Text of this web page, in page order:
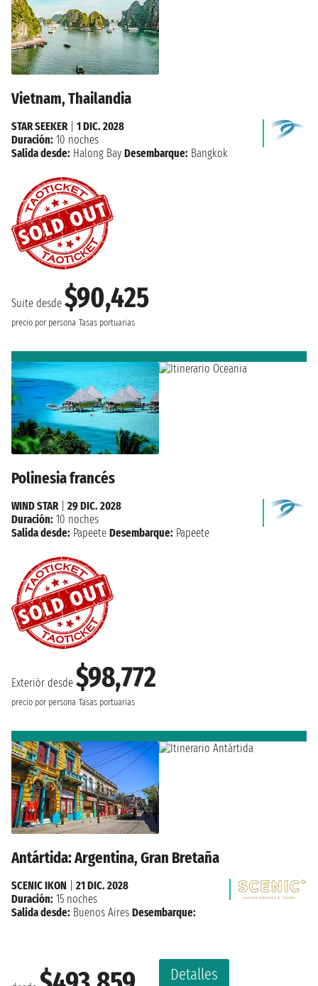
Vietnam, Thailandia
Suite desde $90,425
precio por persona Tasas portuarias
STAR SEEKER| 1 DIC. 2028
Duración: 10 noches
Salida desde: Halong Bay Desembarque: Bangkok
Polinesia francés
Exteriór desde $98,772
precio por persona Tasas portuarias
WIND STAR| 29 DIC. 2028
Duración: 10 noches
Salida desde: Papeete Desembarque: Papeete
Antártida: Argentina, Gran Bretaña
Detalles
SCENIC IKON
21 DIC. 2028
Duración: 15 noches
Salida desde: Buenos Aires Desembarque: